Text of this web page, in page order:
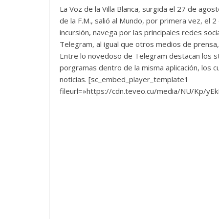
La Voz de la Villa Blanca, surgida el 27 de
de la F.M., salió al Mundo, por primera vez, el
incursión, navega por las principales redes
Telegram, al igual que otros medios de
Entre lo novedoso de Telegram destacan los
porgramas dentro de la misma aplicación, los
noticias. [sc_embed_player_template1
fileurl=»https://cdn.teveo.cu/media/NU/Kp/